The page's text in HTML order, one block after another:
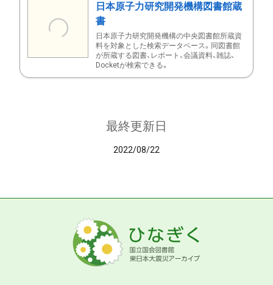
日本原子力研究開発機構図書館蔵
書
日本原子力研究開発機構の中央図書館所蔵資
料を対象とした検索データベース。同図書館
が所蔵する図書、レポート、会議資料、雑誌、
Docketが検索できる。
最終更新日
2022/08/22